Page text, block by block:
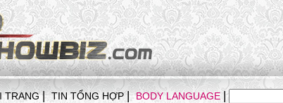
TRANG | TIN TỔNG HỢP | BODY LANGUAGE |